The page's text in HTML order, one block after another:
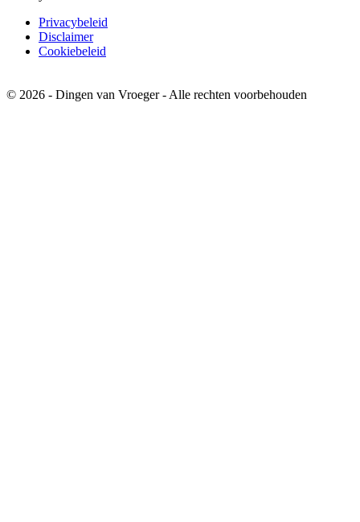
Privacybeleid
Disclaimer
Cookiebeleid
© 2026 - Dingen van Vroeger - Alle rechten voorbehouden